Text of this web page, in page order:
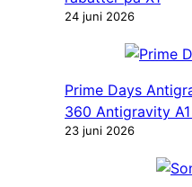
24 juni 2026
Prime Days
360 Antigravity
23 juni 2026